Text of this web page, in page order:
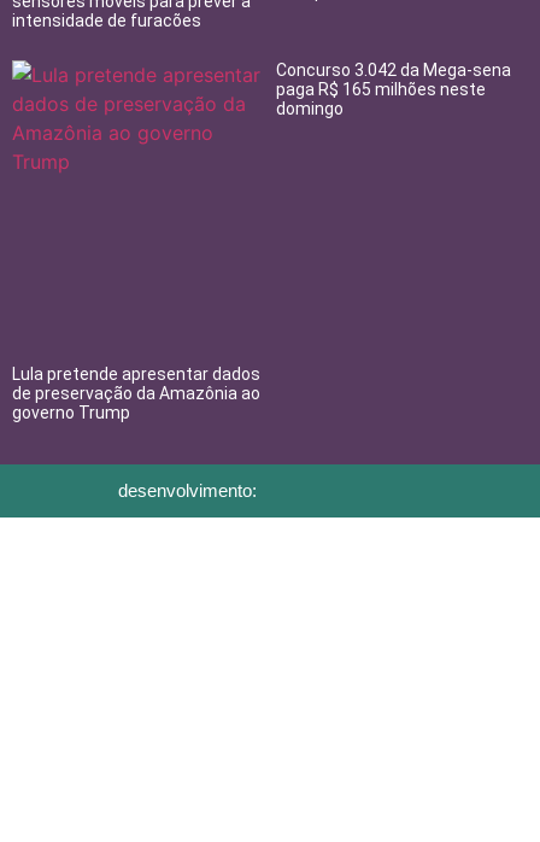
intensidade de furacões
Lula pretende apresentar dados
de preservação da Amazônia ao
governo Trump
Concurso 3.042 da Mega-sena
paga R$ 165 milhões neste
domingo
desenvolvimento: